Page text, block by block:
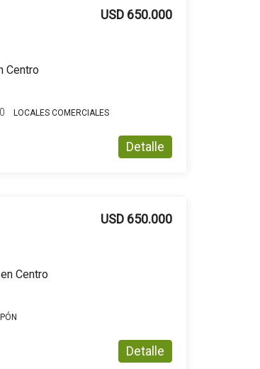
Centro
USD 650.000
LOCALES COMERCIALES
Detalle
Centro
USD 650.000
Detalle